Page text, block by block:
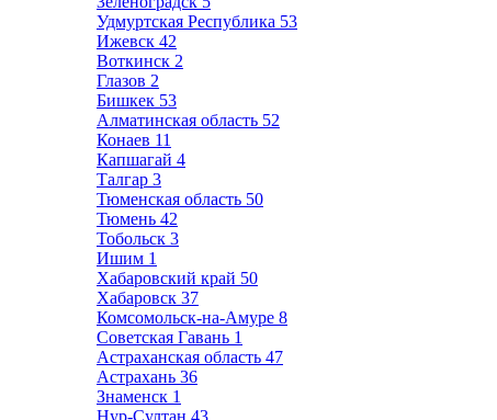
Удмуртская Республика 53
Ижевск 42
Воткинск 2
Глазов 2
Бишкек 53
Алматинская область 52
Конаев 11
Капшагай 4
Талгар 3
Тюменская область 50
Тюмень 42
Тобольск 3
Ишим 1
Хабаровский край 50
Хабаровск 37
Комсомольск-на-Амуре 8
Советская Гавань 1
Астраханская область 47
Астрахань 36
Знаменск 1
Нур-Султан 43